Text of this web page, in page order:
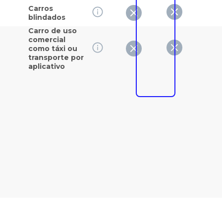
Carros
blindados
Carro de uso
comercial
como táxi ou
transporte por
aplicativo